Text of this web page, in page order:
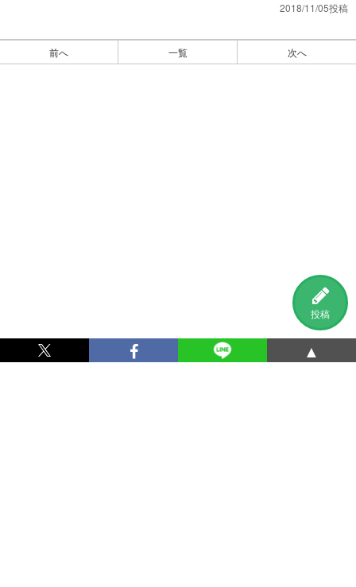
投稿
2018/11/05投稿
前へ 一覧 次へ
▲